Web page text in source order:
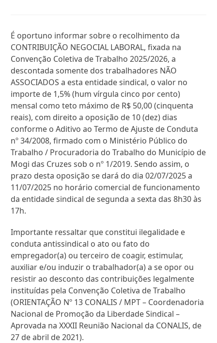
É oportuno informar sobre o recolhimento da
CONTRIBUIÇÃO NEGOCIAL LABORAL, fixada na
Convenção Coletiva de Trabalho 2025/2026, a
descontada somente dos trabalhadores NÃO
ASSOCIADOS a esta entidade sindical, o valor no
importe de 1,5% (hum vírgula cinco por cento)
mensal como teto máximo de R$ 50,00 (cinquenta
reais), com direito a oposição de 10 (dez) dias
conforme o Aditivo ao Termo de Ajuste de Conduta
nº 34/2008, firmado com o Ministério Público do
Trabalho / Procuradoria do Trabalho do Município de
Mogi das Cruzes sob o nº 1/2019. Sendo assim, o
prazo desta oposição se dará do dia 02/07/2025 a
11/07/2025 no horário comercial de funcionamento
da entidade sindical de segunda a sexta das 8h30 às
17h.
Importante ressaltar que constitui ilegalidade e
conduta antissindical o ato ou fato do
empregador(a) ou terceiro de coagir, estimular,
auxiliar e/ou induzir o trabalhador(a) a se opor ou
resistir ao desconto das contribuições legalmente
instituídas pela Convenção Coletiva de Trabalho
(ORIENTAÇÃO Nº 13 CONALIS / MPT – Coordenadoria
Nacional de Promoção da Liberdade Sindical –
Aprovada na XXXII Reunião Nacional da CONALIS, de
27 de abril de 2021).